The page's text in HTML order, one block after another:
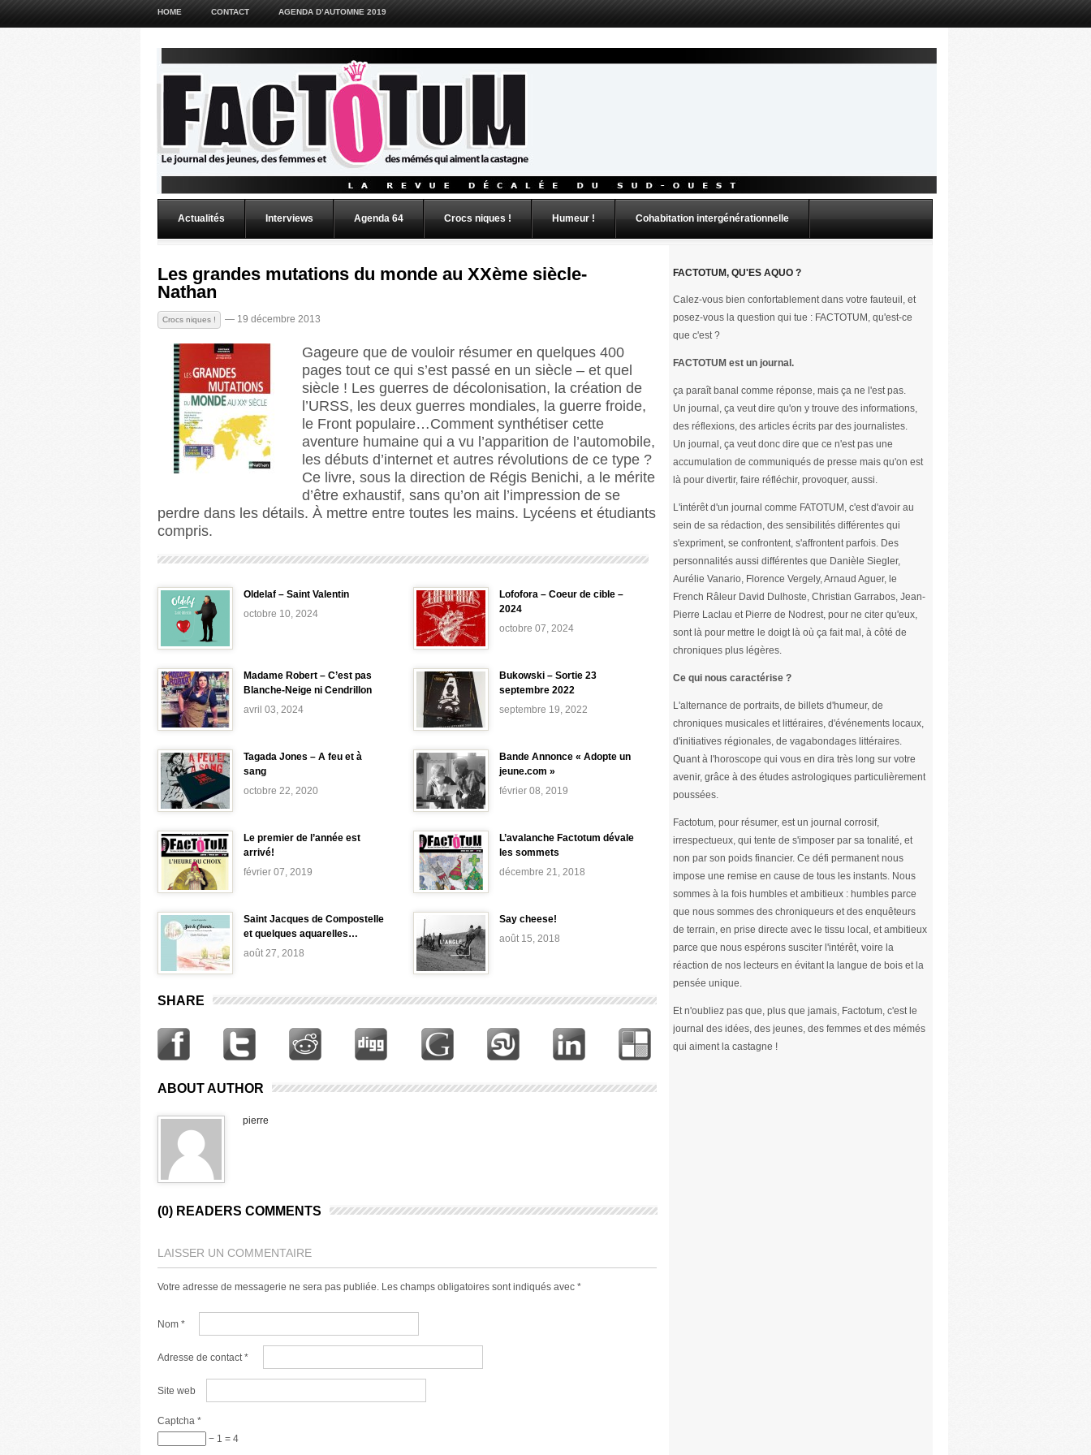
HOME CONTACT AGENDA D’AUTOMNE 2019
Actualités Interviews Agenda 64 Crocs niques ! Humeur ! Cohabitation intergénérationnelle
Les grandes mutations du monde au XXème siècle-
Nathan
Crocs niques ! — 19 décembre 2013
Gageure que de vouloir résumer en quelques 400
pages tout ce qui s’est passé en un siècle – et quel
siècle ! Les guerres de décolonisation, la création de
l’URSS, les deux guerres mondiales, la guerre froide,
le Front populaire…Comment synthétiser cette
aventure humaine qui a vu l’apparition de l’automobile,
les débuts d’internet et autres révolutions de ce type ?
Ce livre, sous la direction de Régis Benichi, a le mérite
d’être exhaustif, sans qu’on ait l’impression de se
perdre dans les détails. À mettre entre toutes les mains. Lycéens et étudiants
compris.
Oldelaf – Saint Valentin
octobre 10, 2024
Lofofora – Coeur de cible –
2024
octobre 07, 2024
Madame Robert – C’est pas
Blanche-Neige ni Cendrillon
avril 03, 2024
Bukowski – Sortie 23
septembre 2022
septembre 19, 2022
Tagada Jones – A feu et à
sang
octobre 22, 2020
Bande Annonce « Adopte un
jeune.com »
février 08, 2019
Le premier de l’année est
arrivé!
février 07, 2019
L’avalanche Factotum dévale
les sommets
décembre 21, 2018
Saint Jacques de Compostelle
et quelques aquarelles…
août 27, 2018
Say cheese!
août 15, 2018
SHARE
ABOUT AUTHOR
pierre
(0) READERS COMMENTS
LAISSER UN COMMENTAIRE
Votre adresse de messagerie ne sera pas publiée. Les champs obligatoires sont indiqués avec *
Nom *
Adresse de contact*
Site web
Captcha *
− 1 = 4
FACTOTUM, QU'ES AQUO ?
Calez-vous bien confortablement dans votre fauteuil, et
posez-vous la question qui tue : FACTOTUM, qu'est-ce
que c'est ?
FACTOTUM est un journal.
ça paraît banal comme réponse, mais ça ne l'est pas.
Un journal, ça veut dire qu'on y trouve des informations,
des réflexions, des articles écrits par des journalistes.
Un journal, ça veut donc dire que ce n'est pas une
accumulation de communiqués de presse mais qu'on est
là pour divertir, faire réfléchir, provoquer, aussi.
L'intérêt d'un journal comme FATOTUM, c'est d'avoir au
sein de sa rédaction, des sensibilités différentes qui
s'expriment, se confrontent, s'affrontent parfois. Des
personnalités aussi différentes que Danièle Siegler,
Aurélie Vanario, Florence Vergely, Arnaud Aguer, le
French Râleur David Dulhoste, Christian Garrabos, Jean-
Pierre Laclau et Pierre de Nodrest, pour ne citer qu'eux,
sont là pour mettre le doigt là où ça fait mal, à côté de
chroniques plus légères.
Ce qui nous caractérise ?
L'alternance de portraits, de billets d'humeur, de
chroniques musicales et littéraires, d'événements locaux,
d'initiatives régionales, de vagabondages littéraires.
Quant à l'horoscope qui vous en dira très long sur votre
avenir, grâce à des études astrologiques particulièrement
poussées.
Factotum, pour résumer, est un journal corrosif,
irrespectueux, qui tente de s'imposer par sa tonalité, et
non par son poids financier. Ce défi permanent nous
impose une remise en cause de tous les instants. Nous
sommes à la fois humbles et ambitieux : humbles parce
que nous sommes des chroniqueurs et des enquêteurs
de terrain, en prise directe avec le tissu local, et ambitieux
parce que nous espérons susciter l'intérêt, voire la
réaction de nos lecteurs en évitant la langue de bois et la
pensée unique.
Et n'oubliez pas que, plus que jamais, Factotum, c'est le
journal des idées, des jeunes, des femmes et des mémés
qui aiment la castagne !